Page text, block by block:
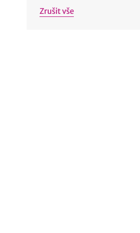
Zrušit vše